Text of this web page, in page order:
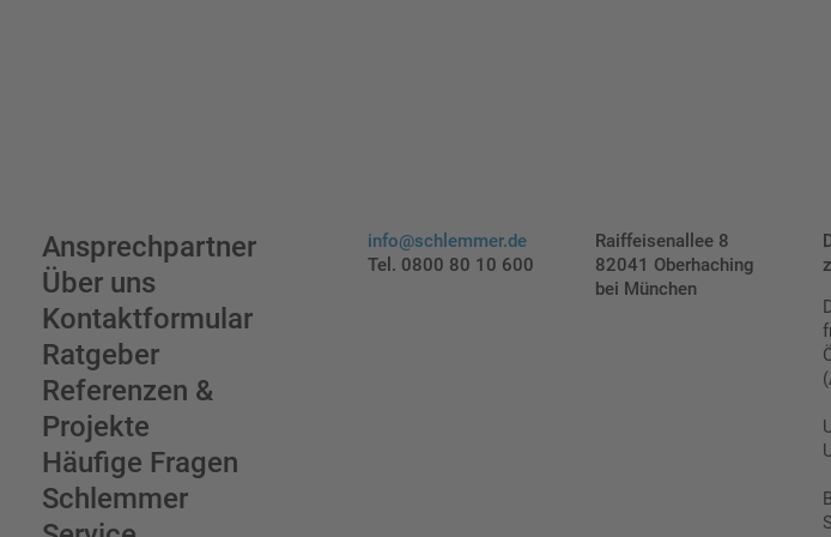
Ansprechpartner
Über uns
Kontaktformular
Ratgeber
Referenzen &
Projekte
Häufige Fragen
Schlemmer
info@schlemmer.de
Tel. 0800 80 10 600
Raiffeisenallee 8
82041 Oberhaching
bei München